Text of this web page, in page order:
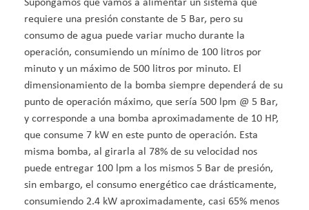
Supongamos que vamos a alimentar un sistema que
requiere una presión constante de 5 Bar, pero su
consumo de agua puede variar mucho durante la
operación, consumiendo un mínimo de 100 litros por
minuto y un máximo de 500 litros por minuto. El
dimensionamiento de la bomba siempre dependerá de su
punto de operación máximo, que sería 500 lpm @ 5 Bar,
y corresponde a una bomba aproximadamente de 10 HP,
que consume 7 kW en este punto de operación. Esta
misma bomba, al girarla al 78% de su velocidad nos
puede entregar 100 lpm a los mismos 5 Bar de presión,
sin embargo, el consumo energético cae drásticamente,
consumiendo 2.4 kW aproximadamente, casi 65% menos